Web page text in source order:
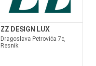
ZZ DESIGN LUX
Dragoslava Petrovića 7c,
Resnik